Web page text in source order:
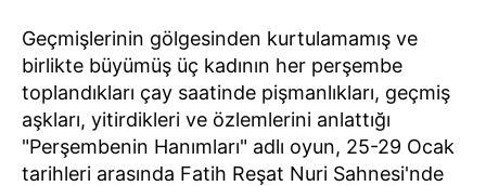
Geçmişlerinin gölgesinden kurtulamamış ve
birlikte büyümüş üç kadının her perşembe
toplandıkları çay saatinde pişmanlıkları, geçmiş
aşkları, yitirdikleri ve özlemlerini anlattığı
"Perşembenin Hanımları" adlı oyun, 25-29 Ocak
tarihleri arasında Fatih Reşat Nuri Sahnesi'nde